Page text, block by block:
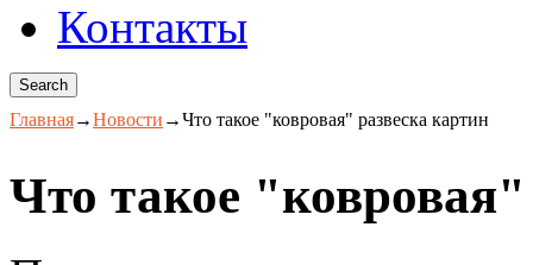
Контакты
Главная→Новости →Что такое "ковровая" развеска картин
Что такое "ковровая"